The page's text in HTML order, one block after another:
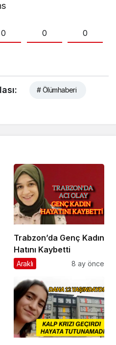
0 0 0
# Ölümhaberi
Trabzon’da Genç Kadın
Hatını Kaybetti
Araklı 8 ay önce